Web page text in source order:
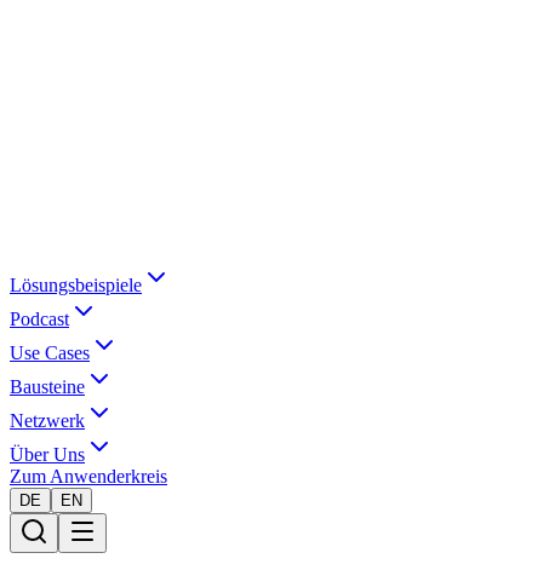
Lösungsbeispiele
Podcast
Use Cases
Bausteine
Netzwerk
Über Uns
Zum Anwenderkreis
DE EN